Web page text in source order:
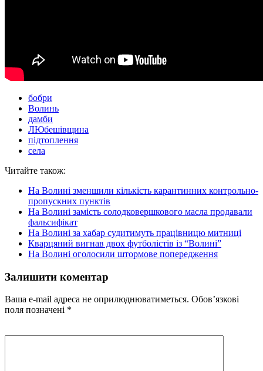
бобри
Волинь
дамби
ЛЮбешівщина
підтоплення
села
Читайте також:
На Волині зменшили кількість карантинних контрольно-
пропускних пунктів
На Волині замість солодковершкового масла продавали
фальсифікат
На Волині за хабар судитимуть працівницю митниці
Кварцяний вигнав двох футболістів із “Волині”
На Волині оголосили штормове попередження
Залишити коментар
Ваша e-mail адреса не оприлюднюватиметься. Обов’язкові
поля позначені *